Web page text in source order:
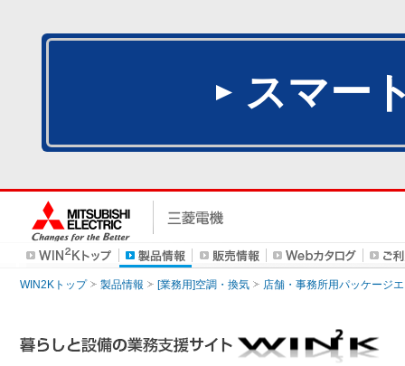
スマー
WIN2Kトップ 製品情報 [業務用]空調・換気 店舗・事務所用パッケージ